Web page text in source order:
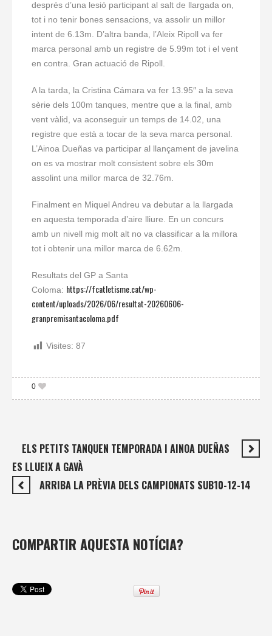
després d’una lesió participant al salt de llargada on,
tot i no tenir bones sensacions, va assolir un millor
intent de 6.13m. D’altra banda, l’Aleix Ripoll va fer
marca personal amb un registre de 5.99m tot i el vent
en contra. Gran actuació de Ripoll.
A la tarda, la Cristina Cámara va fer 13.95″ a la seva
sèrie dels 100m tanques, mentre que a la final, amb
vent vàlid, va aconseguir un temps de 14.02, una
registre que està a tocar de la seva marca personal.
L’Ainoa Dueñas va participar al llançament de javelina
on es va mostrar molt consistent sobre els 30m
assolint una millor marca de 32.76m.
Finalment en Miquel Andreu va debutar a la llargada
en aquesta temporada d’aire lliure. En un concurs
amb un nivell mig molt alt no va classificar a la millora
tot i obtenir una millor marca de 6.62m.
Resultats del GP a Santa
Coloma: https://fcatletisme.cat/wp-
content/uploads/2026/06/resultat-20260606-
granpremisantacoloma.pdf
Visites: 87
0
ELS PETITS TANQUEN TEMPORADA I AINOA DUEÑAS
ES LLUEIX A GAVÀ
ARRIBA LA PRÈVIA DELS CAMPIONATS SUB10-12-14
COMPARTIR AQUESTA NOTÍCIA?